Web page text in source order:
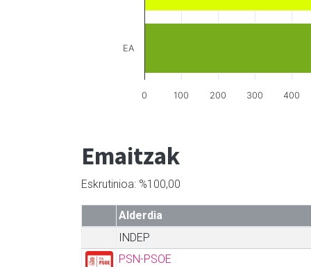
0 100 200 300 400
EA
Emaitzak
Eskrutinioa: %100,00
Alderdia
INDEP
PSN-PSOE